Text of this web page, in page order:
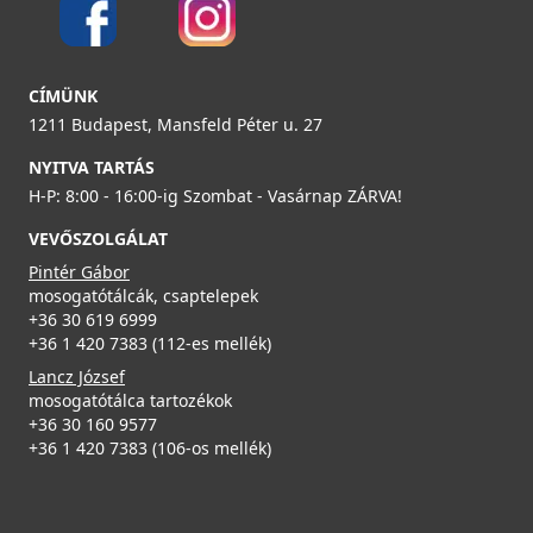
ELLECI - Gránit mosogatótálca Time 102 G40 fekete
LG210240BKM
Részletek
ELLECI - Gránit mosogatótálca Time 105 UM G40 fekete
tartozékokkal munkalap alá szerelhető
LG210540BSOBKM
CÍMÜNK
1211 Budapest, Mansfeld Péter u. 27
NYITVA TARTÁS
H-P: 8:00 - 16:00-ig Szombat - Vasárnap ZÁRVA!
VEVŐSZOLGÁLAT
Pintér Gábor
mosogatótálcák, csaptelepek
+36 30 619 6999
+36 1 420 7383 (112-es mellék)
Lancz József
mosogatótálca tartozékok
+36 30 160 9577
+36 1 420 7383 (106-os mellék)